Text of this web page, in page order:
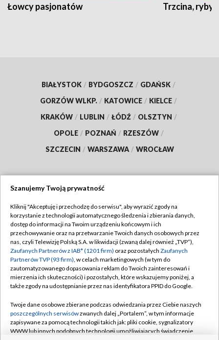
Łowcy pasjonatów Trzcina, ryby
BIAŁYSTOK / BYDGOSZCZ / GDAŃSK /
GORZÓW WLKP. / KATOWICE / KIELCE /
KRAKÓW / LUBLIN / ŁÓDŹ / OLSZTYN /
OPOLE / POZNAŃ / RZESZÓW /
SZCZECIN / WARSZAWA / WROCŁAW
TVP
Abonament TVP
Emisja w TVP
Centrum informacji TVP
Naziemna Telewizja Cyfrowa
Rada Programowa
System NOS
Regulamin TVP
Polityka prywatności
Moje zgody
Pomoc
Kontakt
Szanujemy Twoją prywatność
Kliknij "Akceptuję i przechodzę do serwisu", aby wyrazić zgody na
korzystanie z technologii automatycznego śledzenia i zbierania danych,
dostęp do informacji na Twoim urządzeniu końcowym i ich
przechowywanie oraz na przetwarzanie Twoich danych osobowych przez
nas, czyli Telewizję Polską S.A. w likwidacji (zwaną dalej również „TVP”),
Zaufanych Partnerów z IAB* (1201 firm) oraz pozostałych Zaufanych
Partnerów TVP (93 firm), w celach marketingowych (w tym do
zautomatyzowanego dopasowania reklam do Twoich zainteresowań i
mierzenia ich skuteczności) i pozostałych, które wskazujemy poniżej, a
także zgody na udostępnianie przez nas identyfikatora PPID do Google.
Twoje dane osobowe zbierane podczas odwiedzania przez Ciebie naszych
poszczególnych serwisówzwanych dalej „Portalem”, w tym informacje
zapisywane za pomocą technologii takich jak: pliki cookie, sygnalizatory
WWW lub innych podobnych technologii umożliwiających świadczenie